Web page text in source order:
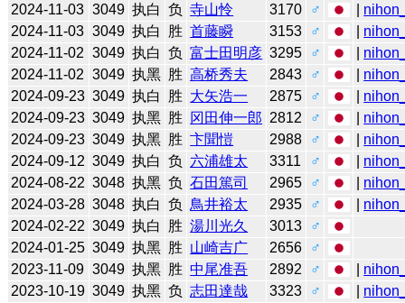
2024-11-03 3049 执白 负 寺山怜 3170 ♂
2024-11-03 3049 执白 胜 首藤瞬 3153 ♂
2024-11-02 3049 执白 负 富士田明彦 3295 ♂
2024-11-02 3049 执黑 胜 高桥秀夫 2843 ♂
2024-09-23 3049 执白 胜 大矢浩一 2875 ♂
2024-09-23 3049 执黑 胜 冈田伸一郎 2812 ♂
2024-09-23 3049 执黑 胜 卞聞愷 2988 ♂
2024-09-12 3049 执白 负 六浦雄太 3311 ♂
2024-08-22 3048 执黑 负 石田篤司 2965 ♂
2024-03-28 3048 执白 负 鳥井裕太 2935 ♂
2024-02-22 3049 执白 胜 湯川光久 3013
♂
2024-01-25 3049 执黑 胜 山崎吉广 2656
♂
2023-11-09 3049 执黑 胜 中尾准吾 2892 ♂
2023-10-19 3049 执黑 负 志田達哉 3323 ♂